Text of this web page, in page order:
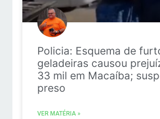
Policia: Esquema de
geladeiras causou
33 mil em Macaíba;
preso
VER MATÉRIA »